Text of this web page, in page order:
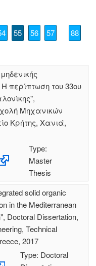
55 56 57
88
περίπτωση του 33ου
Μηχανικών
Κρήτης, Χανιά,
Type:
Master
Thesis
solid organic
in the Mediterranean
Doctoral Dissertation,
Technical
2017
Type: Doctoral